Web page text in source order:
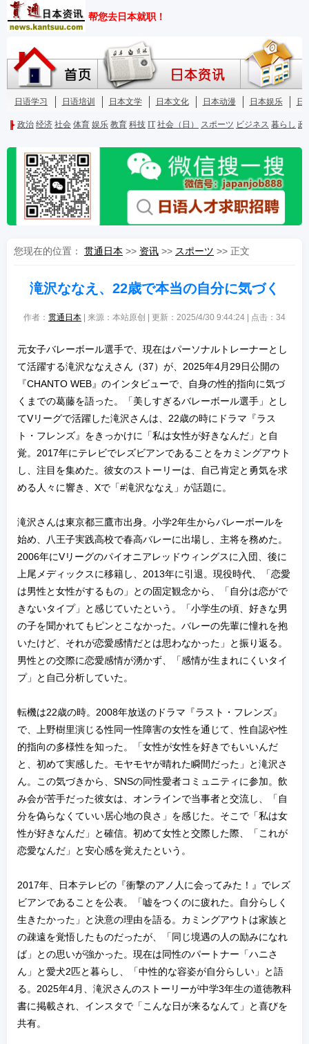
您现在的位置： 贯通日本 >> 资讯 >> スポーツ >> 正文
滝沢ななえ、22歳で本当の自分に気づく
作者： 贯通日本 | 来源：本站原创 | 更新：2025/4/30 9:44:24 | 点击： 34
元女子バレーボール選手で、現在はパーソナルトレーナーとし
て活躍する滝沢ななえさん（37）が、2025年4月29日公開の
『CHANTO WEB』のインタビューで、自身の性的指向に気づ
くまでの葛藤を語った。「美しすぎるバレーボール選手」とし
てVリーグで活躍した滝沢さんは、22歳の時にドラマ『ラス
ト・フレンズ』をきっかけに「私は女性が好きなんだ」と自
覚。2017年にテレビでレズビアンであることをカミングアウト
し、注目を集めた。彼女のストーリーは、自己肯定と勇気を求
める人々に響き、Xで「#滝沢ななえ」が話題に。
滝沢さんは東京都三鷹市出身。小学2年生からバレーボールを
始め、八王子実践高校で春高バレーに出場し、主将を務めた。
2006年にVリーグのパイオニアレッドウィングスに入団、後に
上尾メディックスに移籍し、2013年に引退。現役時代、「恋愛
は男性と女性がするもの」との固定観念から、「自分は恋がで
きないタイプ」と感じていたという。「小学生の頃、好きな男
の子を聞かれてもピンとこなかった。バレーの先輩に憧れを抱
いたけど、それが恋愛感情だとは思わなかった」と振り返る。
男性との交際に恋愛感情が湧かず、「感情が生まれにくいタイ
プ」と自己分析していた。
転機は22歳の時。2008年放送のドラマ『ラスト・フレンズ』
で、上野樹里演じる性同一性障害の女性を通じて、性自認や性
的指向の多様性を知った。「女性が女性を好きでもいいんだ
と、初めて実感した。モヤモヤが晴れた瞬間だった」と滝沢さ
ん。この気づきから、SNSの同性愛者コミュニティに参加。飲
み会が苦手だった彼女は、オンラインで当事者と交流し、「自
分を偽らなくていい居心地の良さ」を感じた。そこで「私は女
性が好きなんだ」と確信。初めて女性と交際した際、「これが
恋愛なんだ」と安心感を覚えたという。
2017年、日本テレビの『衝撃のアノ人に会ってみた！』でレズ
ビアンであることを公表。「嘘をつくのに疲れた。自分らしく
生きたかった」と決意の理由を語る。カミングアウトは家族と
の疎遠を覚悟したものだったが、「同じ境遇の人の励みになれ
ば」との思いが強かった。現在は同性のパートナー「ハニさ
ん」と愛犬2匹と暮らし、「中性的な容姿が自分らしい」と語
る。2025年4月、滝沢さんのストーリーが中学3年生の道徳教科
書に掲載され、インスタで「こんな日が来るなんて」と喜びを
共有。